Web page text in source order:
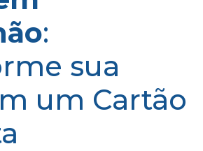
:
sua
um Cartão